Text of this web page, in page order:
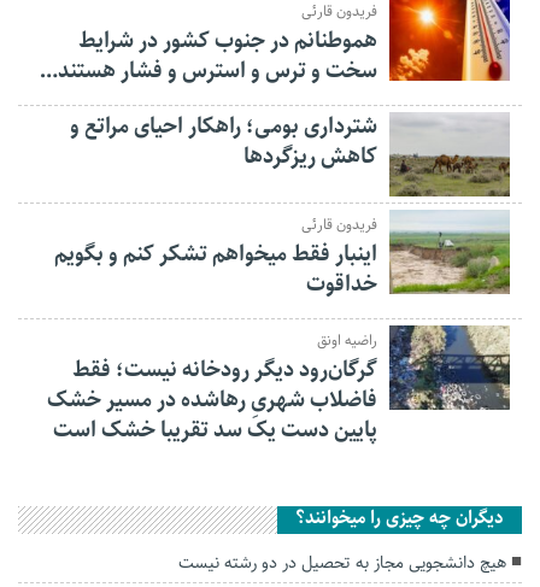
فریدون قارئی
هموطنانم در جنوب کشور در شرایط
سخت و ترس و استرس و فشار هستند…
شترداری بومی؛ راهکار احیای مراتع و
کاهش ریزگردها
فریدون قارئی
اینبار فقط میخواهم تشکر کنم و بگویم
خداقوت
راضیه اونق
گرگان‌رود دیگر رودخانه نیست؛ فقط
فاضلاب شهریِ رهاشده در مسیر خشک
پایین دست یک سد تقریبا خشک است
دیگران چه چیزی را میخوانند؟
هیچ دانشجویی مجاز به تحصیل در دو رشته نیست